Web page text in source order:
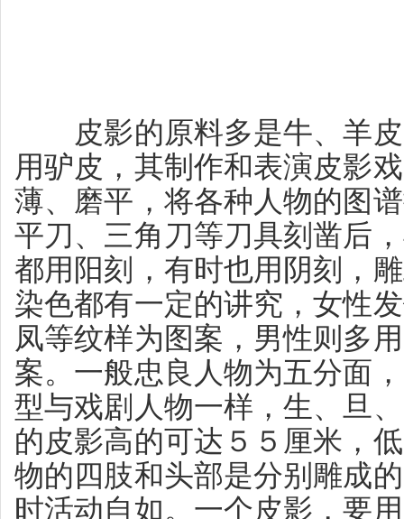
皮影的原料多是牛、羊皮
用驴皮，其制作和表演皮影
薄、磨平，将各种人物的图
平刀、三角刀等刀具刻凿后
都用阳刻，有时也用阴刻，
染色都有一定的讲究，女性
凤等纹样为图案，男性则多
案。一般忠良人物为五分面
型与戏剧人物一样，生、旦
的皮影高的可达５５厘米，
物的四肢和头部是分别雕成
时活动自如。一个皮影，要